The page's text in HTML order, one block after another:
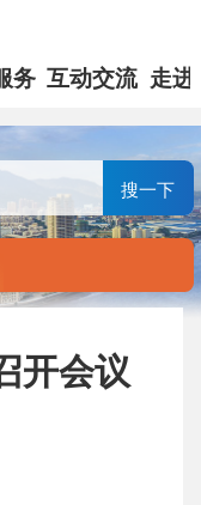
务 互动交流 走进
搜一下
开会议